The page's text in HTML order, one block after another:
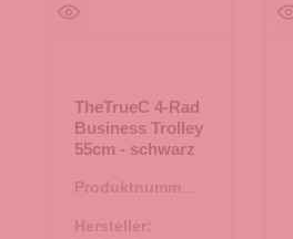
TheTrueC 4-Rad
Business Trolley
55cm - schwarz
Produktnummer:
Hersteller: